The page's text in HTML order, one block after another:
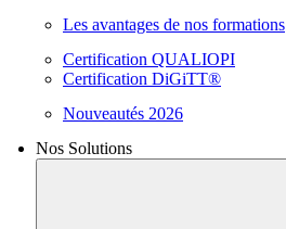
Les avantages de nos formations
Certification QUALIOPI
Certification DiGiTT®
Nouveautés 2026
Nos Solutions